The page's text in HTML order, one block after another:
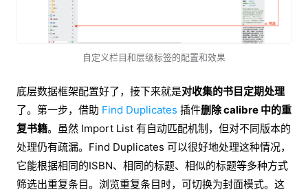
自定义栏目和层级标签的配置和效果
底层数据框架配置好了，接下来就是对收集的书目定期处理
了。第一步，借助 Find Duplicates 插件删除 calibre 中的重
复书籍。虽然 Import List 有自动匹配机制，但对不同版本的
处理仍有疏漏。Find Duplicates 可以很好地处理这种情况，
它能根据相同的ISBN、相同的标题、相似的标题等多种方式
筛选出重复条目。浏览重复条目时，可切换为封面模式。这